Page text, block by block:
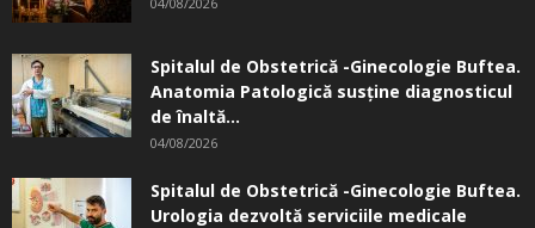
Spitalul de Obstetrică -Ginecologie Buftea.
Anatomia Patologică susţine diagnosticul
de înaltă...
04/08/2026
Spitalul de Obstetrică -Ginecologie Buftea.
Urologia dezvoltă serviciile medicale